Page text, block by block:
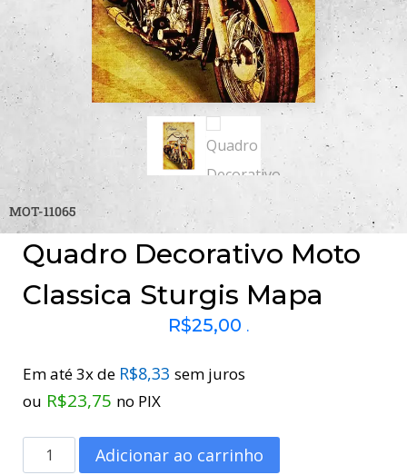
MOT-11065
Quadro Decorativo Moto
Classica Sturgis Mapa
R$25,00 .
Em até 3x de R$8,33 sem juros
ou R$23,75 no PIX
Adicionar ao carrinho